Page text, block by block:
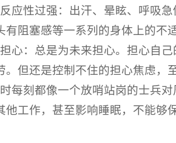
反应性过强：出汗、晕眩、呼吸
阻塞感等一系列的身体上的不适
担心：总是为未来担心。担心自
但还是控制不住的担心焦虑，
时每刻都像一个放哨站岗的士兵
工作，甚至影响睡眠，不能够